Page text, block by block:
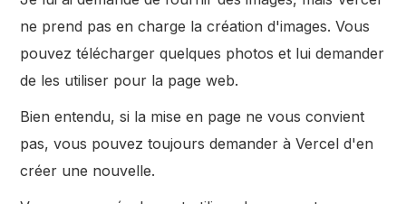
ne prend pas en charge la création d'images. Vous
pouvez télécharger quelques photos et lui demander
de les utiliser pour la page web.
Bien entendu, si la mise en page ne vous convient
pas, vous pouvez toujours demander à Vercel d'en
créer une nouvelle.